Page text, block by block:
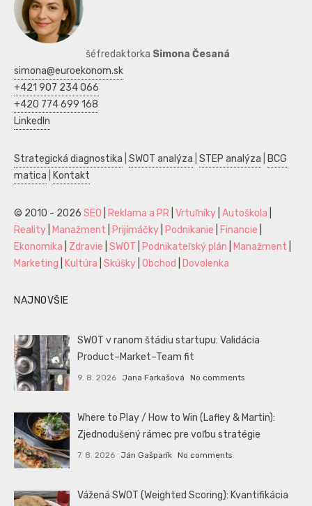
šéfredaktorka Simona Česaná
simona@euroekonom.sk
+421 907 234 066
+420 774 699 168
LinkedIn
Strategická diagnostika SWOT analýza STEP analýza
BCG
matica
Kontakt
© 2010 - 2026 SEO Reklama a PR Vrtuľníky Autoškola
Reality
Manažment Prijímáčky Podnikanie Financie
Ekonomika
Zdravie SWOT Podnikateľský plán Manažment
Marketing
Kultúra Skúšky Obchod Dovolenka
NAJNOVŠIE
SWOT v ranom štádiu startupu: Validácia
Product–Market–Team fit
9. 8. 2026 Jana Farkašová No comments
Where to Play / How to Win (Lafley & Martin):
Zjednodušený rámec pre voľbu stratégie
7. 8. 2026 Ján Gašparík No comments
Vážená SWOT (Weighted Scoring): Kvantifikácia